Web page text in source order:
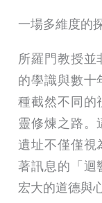
一場多維度的
所羅門教授並
的學識與數十
種截然不同的
靈修煉之路。
遺址不僅僅視
著訊息的「迴
宏大的道德與